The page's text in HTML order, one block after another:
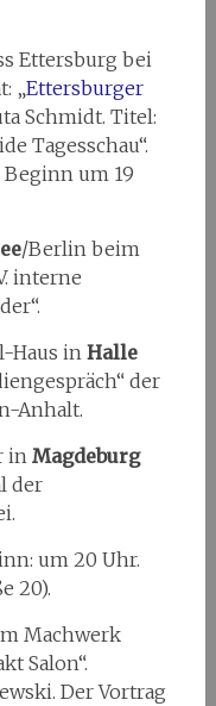
Ettersburg bei
„Ettersburger
Schmidt. Titel:
Tagesschau“.
Beginn um 19
/Berlin beim
interne
Haus inHalle
der
Anhalt.
in Magdeburg
der
um 20 Uhr.
20).
Machwerk
Salon“.
Der Vortrag